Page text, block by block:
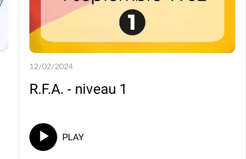
12/02/2024
R.F.A. - niveau 1
PLAY